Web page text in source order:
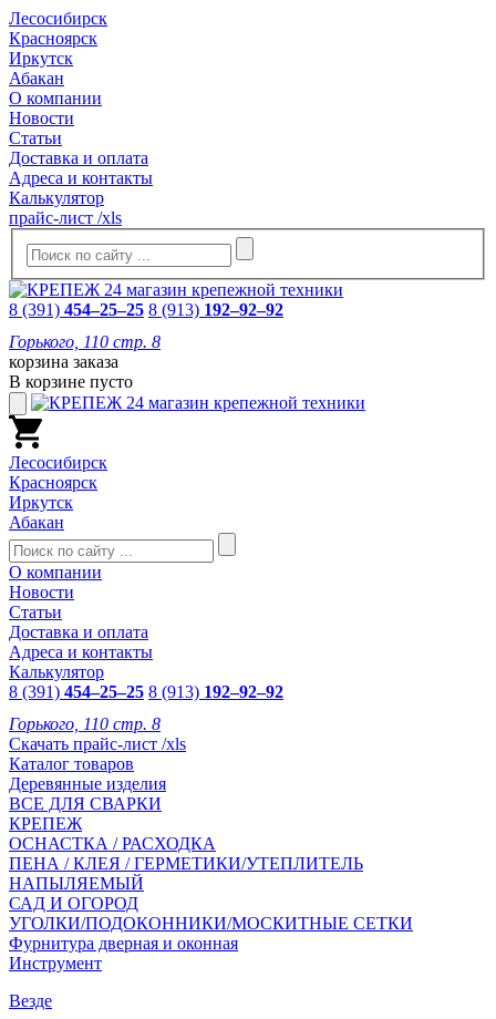
Лесосибирск
Красноярск
Иркутск
Абакан
О компании
Новости
Статьи
Доставка и оплата
Адреса и контакты
Калькулятор
прайс-лист /xls
8 (391) 454–25–25 8 (913) 192–92–92
Горького, 110 стр. 8
корзина заказа
В корзине пусто
Лесосибирск
Красноярск
Иркутск
Абакан
О компании
Новости
Статьи
Доставка и оплата
Адреса и контакты
Калькулятор
8 (391) 454–25–25 8 (913) 192–92–92
Горького, 110 стр. 8
Скачать прайс-лист /xls
Каталог товаров
Деревянные изделия
ВСЕ ДЛЯ СВАРКИ
КРЕПЕЖ
ОСНАСТКА / РАСХОДКА
ПЕНА / КЛЕЯ / ГЕРМЕТИКИ/УТЕПЛИТЕЛЬ
НАПЫЛЯЕМЫЙ
САД И ОГОРОД
УГОЛКИ/ПОДОКОННИКИ/МОСКИТНЫЕ СЕТКИ
Фурнитура дверная и оконная
Инструмент
Везде